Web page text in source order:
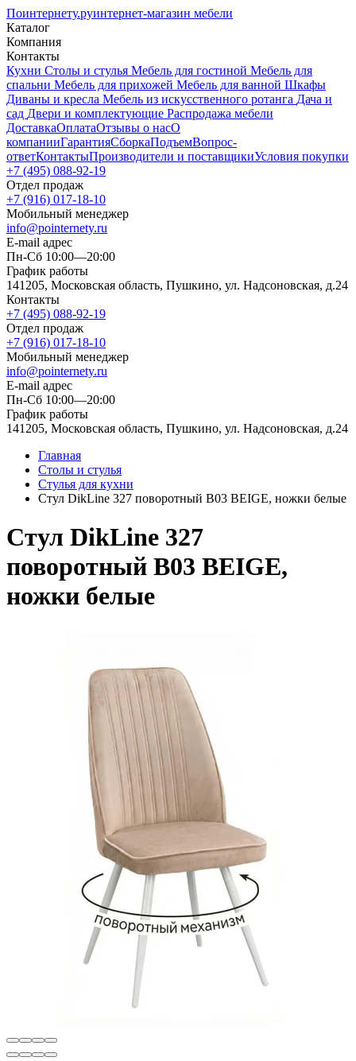
Поинтернету.руинтернет-магазин мебели
Каталог
Компания
Контакты
Кухни Столы и стулья Мебель для гостиной Мебель для
спальни Мебель для прихожей Мебель для ванной Шкафы
Диваны и кресла Мебель из искусственного ротанга Дача и
сад Двери и комплектующие Распродажа мебели
ДоставкаОплатаОтзывы о насО
компанииГарантияСборкаПодъемВопрос-
ответКонтактыПроизводители и поставщикиУсловия покупки
+7 (495) 088-92-19
Отдел продаж
+7 (916) 017-18-10
Мобильный менеджер
info@pointernety.ru
E-mail адрес
Пн-Сб 10:00—20:00
График работы
141205, Московская область, Пушкино, ул. Надсоновская, д.24
Контакты
+7 (495) 088-92-19
Отдел продаж
+7 (916) 017-18-10
Мобильный менеджер
info@pointernety.ru
E-mail адрес
Пн-Сб 10:00—20:00
График работы
141205, Московская область, Пушкино, ул. Надсоновская, д.24
Главная
Столы и стулья
Стулья для кухни
Стул DikLine 327 поворотный B03 BEIGE, ножки белые
Стул DikLine 327
поворотный B03 BEIGE,
ножки белые